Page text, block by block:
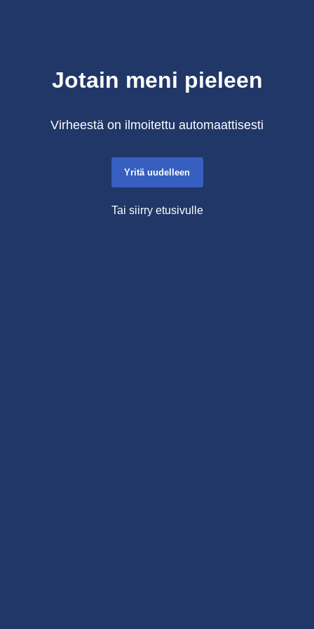
Jotain meni pieleen
Virheestä on ilmoitettu automaattisesti
Yritä uudelleen
Tai siirry etusivulle